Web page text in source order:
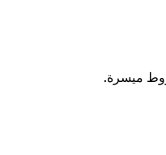
ميسرة.